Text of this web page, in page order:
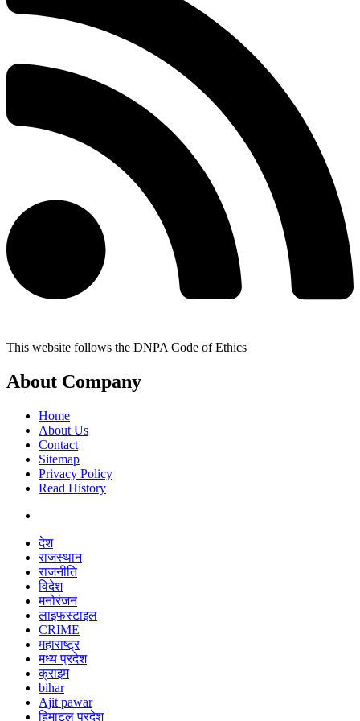
This website follows the DNPA Code of Ethics
About Company
Home
About Us
Contact
Sitemap
Privacy Policy
Read History
देश
राजस्थान
राजनीति
विदेश
मनोरंजन
लाइफस्टाइल
CRIME
महाराष्ट्र
मध्य प्रदेश
क्राइम
bihar
Ajit pawar
हिमाटल प्रदेश